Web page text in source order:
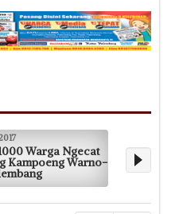
Warga Ngecat
Kampoeng Warno-